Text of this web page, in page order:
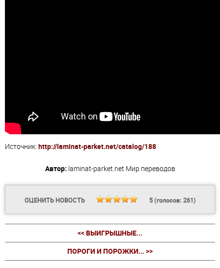
Источник: http://laminat-parket.net/catalog/188
Автор: laminat-parket.net Мир переводов
ОЦЕНИТЬ НОВОСТЬ 5(голосов: 261)
<< ВЫИГРЫШНЫЕ...
ПОРОГИ И ПОРОЖКИ... >>